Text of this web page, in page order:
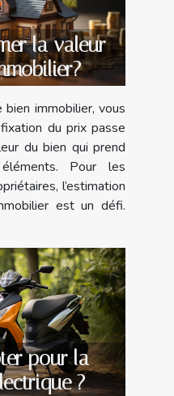
la valeur
immobilier, vous
du prix passe
du bien qui prend
Pour les
l’estimation
est un défi.
pour la
?